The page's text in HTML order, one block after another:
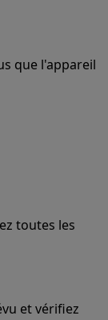
que l'appareil
toutes les
et vérifiez